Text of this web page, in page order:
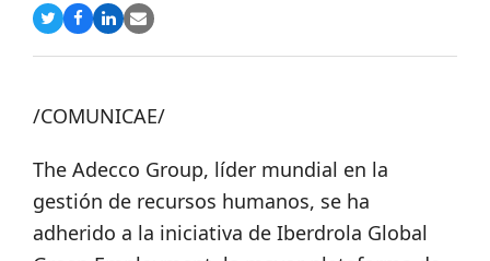
Compartir
Twitter
Compartir
Facebook
Compartir
LinkedIn
Share
Email
/COMUNICAE/
The Adecco Group, líder mundial en la
gestión de recursos humanos, se ha
adherido a la iniciativa de Iberdrola Global